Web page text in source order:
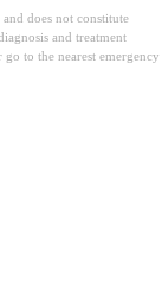
does not constitute
and treatment
to the nearest emergency